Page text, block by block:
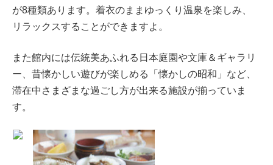
が8種類あります。着衣のままゆっくり温泉を楽しみ、
リラックスすることができますよ。
また館内には伝統美あふれる日本庭園や文庫＆ギャラリ
ー、昔懐かしい遊びが楽しめる「懐かしの昭和」など、
滞在中さまざまな過ごし方が出来る施設が揃っていま
す。